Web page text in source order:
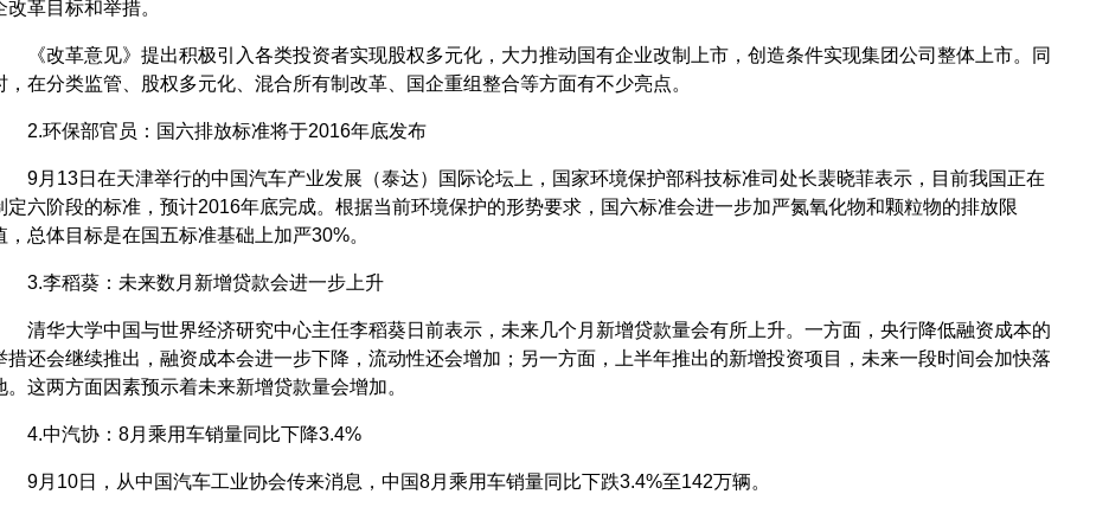
改革目标和举措。
《改革意见》提出积极引入各类投资者实现股权多元化，大力推动国有企业改制上市，创造条件实现集团公司整体上市。同
，在分类监管、股权多元化、混合所有制改革、国企重组整合等方面有不少亮点。
2.环保部官员：国六排放标准将于2016年底发布
9月13日在天津举行的中国汽车产业发展（泰达）国际论坛上，国家环境保护部科技标准司处长裴晓菲表示，目前我国正在
定六阶段的标准，预计2016年底完成。根据当前环境保护的形势要求，国六标准会进一步加严氮氧化物和颗粒物的排放限
，总体目标是在国五标准基础上加严30%。
3.李稻葵：未来数月新增贷款会进一步上升
清华大学中国与世界经济研究中心主任李稻葵日前表示，未来几个月新增贷款量会有所上升。一方面，央行降低融资成本的
措还会继续推出，融资成本会进一步下降，流动性还会增加；另一方面，上半年推出的新增投资项目，未来一段时间会加快落
。这两方面因素预示着未来新增贷款量会增加。
4.中汽协：8月乘用车销量同比下降3.4%
9月10日，从中国汽车工业协会传来消息，中国8月乘用车销量同比下跌3.4%至142万辆。